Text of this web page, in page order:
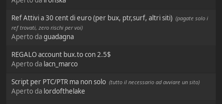
Ref Attivi a 30 cent di euro (per bux, ptr,surf, altri siti) (pagate solo i
ref trovati, zero rischi per voi)
Aperto daguadagna
REGALO account bux.to con 2.5$
Aperto da lacn_marco
Script per PTC/PTR ma non solo (tutto il necessario ad avviare un sito)
Aperto da lordofthelake